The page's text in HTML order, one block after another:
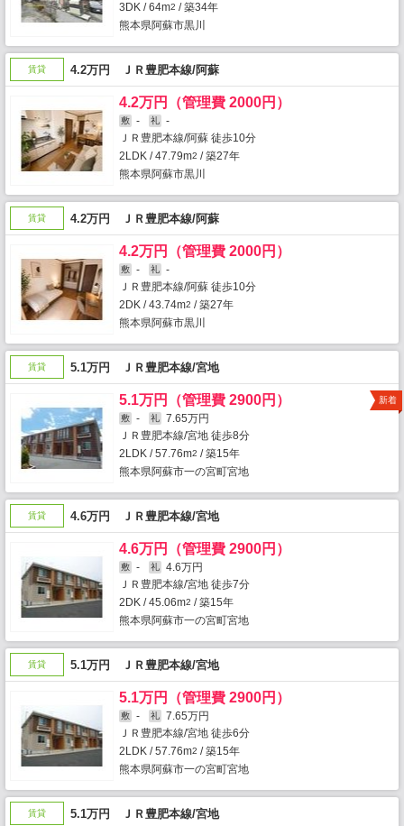
3DK / 64m2 / 築34年
熊本県阿蘇市黒川
賃貸 4.2万円 ＪＲ豊肥本線/阿蘇
4.2万円（管理費 2000円）
敷 - 礼
-
ＪＲ豊肥本線/阿蘇 徒歩10分
2LDK / 47.79m2 / 築27年
熊本県阿蘇市黒川
賃貸 4.2万円 ＪＲ豊肥本線/阿蘇
4.2万円（管理費 2000円）
敷 - 礼
-
ＪＲ豊肥本線/阿蘇 徒歩10分
2DK / 43.74m2 / 築27年
熊本県阿蘇市黒川
賃貸 5.1万円 ＪＲ豊肥本線/宮地
5.1万円（管理費 2900円）
敷 - 礼
7.65万円
ＪＲ豊肥本線/宮地 徒歩8分
2LDK / 57.76m2 / 築15年
熊本県阿蘇市一の宮町宮地
新着
賃貸 4.6万円 ＪＲ豊肥本線/宮地
4.6万円（管理費 2900円）
敷 - 礼
4.6万円
ＪＲ豊肥本線/宮地 徒歩7分
2DK / 45.06m2 / 築15年
熊本県阿蘇市一の宮町宮地
賃貸 5.1万円 ＪＲ豊肥本線/宮地
5.1万円（管理費 2900円）
敷 - 礼
7.65万円
ＪＲ豊肥本線/宮地 徒歩6分
2LDK / 57.76m2 / 築15年
熊本県阿蘇市一の宮町宮地
賃貸 5.1万円 ＪＲ豊肥本線/宮地